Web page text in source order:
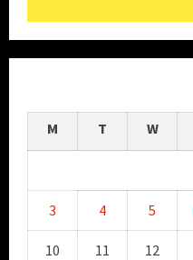
M T W
3 4 5
10 11 12